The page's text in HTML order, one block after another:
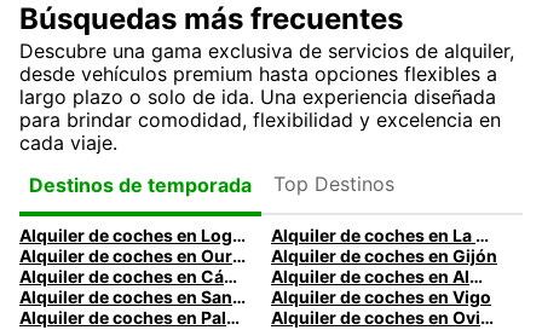
Búsquedas más frecuentes
Descubre una gama exclusiva de servicios de alquiler,
desde vehículos premium hasta opciones flexibles a
largo plazo o solo de ida. Una experiencia diseñada
para brindar comodidad, flexibilidad y excelencia en
cada viaje.
Destinos de temporada
Top Destinos
Alquiler de coches en Logroño
Alquiler de coches en La Coruña
Alquiler de coches en Ourense
Alquiler de coches en Gijón
Alquiler de coches en Cádiz
Alquiler de coches en Almería
Alquiler de coches en Santander
Alquiler de coches en Vigo
Alquiler de coches en Palma
Alquiler de coches en Oviedo